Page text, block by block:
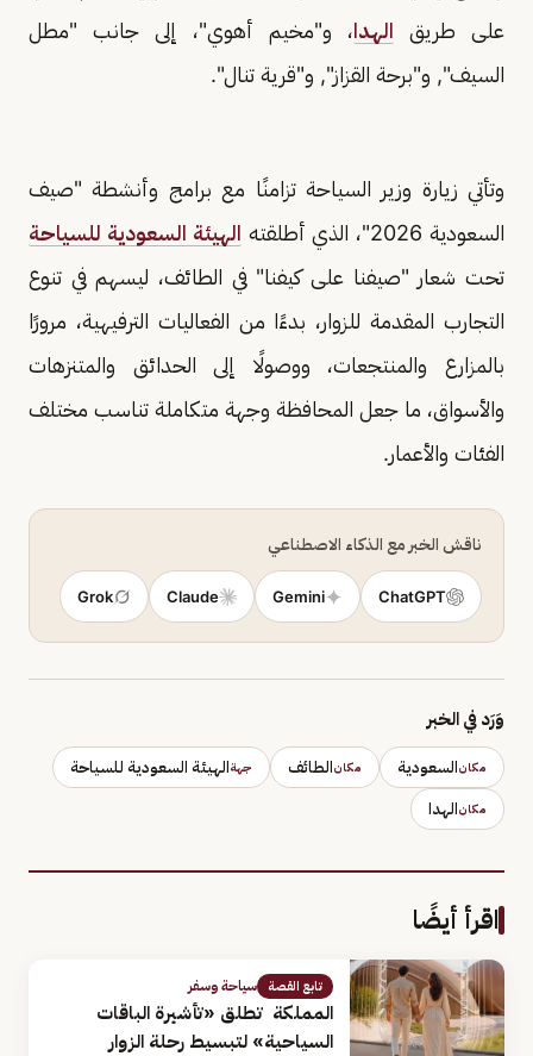
على طريق الهدا، و"مخيم أهوي"، إلى جانب "مطل
السيف", و"برحة القزاز", و"قرية تنال".
وتأتي زيارة وزير السياحة تزامنًا مع برامج وأنشطة "صيف
السعودية 2026"، الذي أطلقته
الهيئة السعودية للسياحة
تحت شعار "صيفنا على كيفنا" في الطائف، ليسهم في تنوع
التجارب المقدمة للزوار، بدءًا من الفعاليات الترفيهية، مرورًا
بالمزارع والمنتجعات، ووصولًا إلى الحدائق والمتنزهات
والأسواق، ما جعل المحافظة وجهة متكاملة تناسب مختلف
الفئات والأعمار.
ناقش الخبر مع الذكاء الاصطناعي
ChatGPT
Gemini
Claude
Grok
وَرَد في الخبر
مكانالسعودية مكانالطائف جهةالهيئة السعودية للسياحة
مكانالهدا
اقرأ أيضًا
تابع القصة سياحة وسفر
المملكة تطلق «تأشيرة الباقات
السياحية» لتبسيط رحلة الزوار